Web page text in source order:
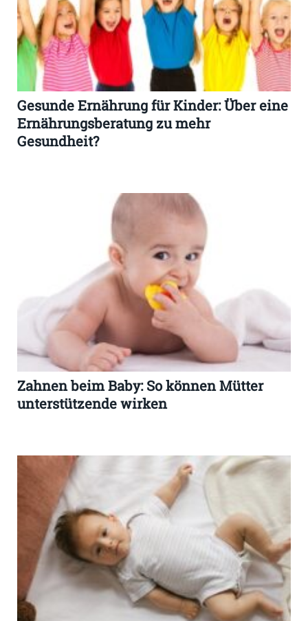
Gesunde Ernährung für Kinder: Über eine
Ernährungsberatung zu mehr
Gesundheit?
Zahnen beim Baby: So können Mütter
unterstützende wirken